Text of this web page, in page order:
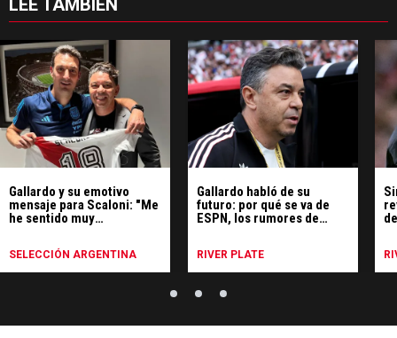
LEE TAMBIÉN
Gallardo y su emotivo
mensaje para Scaloni: "Me
he sentido muy
SELECCIÓN ARGENTINA
Gallardo habló de su
futuro: por qué se va de
ESPN, los rumores de
RIVER PLATE